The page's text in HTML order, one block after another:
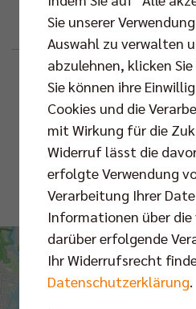
Google Outlook (.ics)
Beschreibung
VS.
Bundesliga |
Hauptrunde | 7.
Spieltag
Sie unserer
Auswahl zu verwalten
abzulehnen, klicken
Sie können ihre
Cookies und die
mit Wirkung für die
Widerruf lässt die
erfolgte Verwendung
Verarbeitung Ihrer
Informationen über die
darüber erfolgende
Ihr Widerrufsrecht
Datenschutzerklärung.